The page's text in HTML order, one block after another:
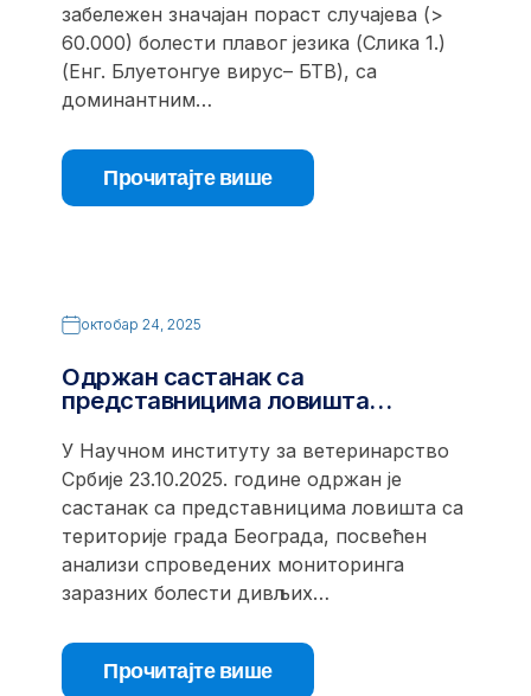
забележен значајан пораст случајева (>
60.000) болести плавог језика (Слика 1.)
(Енг. Блуетонгуе вирус– БТВ), са
доминантним…
Прочитајте више
октобар 24, 2025
Одржан састанак са
представницима ловишта…
У Научном институту за ветеринарство
Србије 23.10.2025. године одржан је
састанак са представницима ловишта са
територије града Београда, посвећен
анализи спроведених мониторинга
заразних болести дивљих…
Прочитајте више